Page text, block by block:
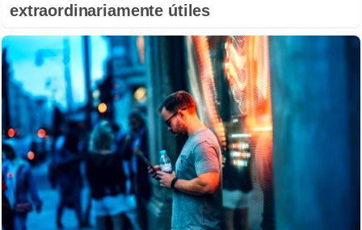
extraordinariamente útiles